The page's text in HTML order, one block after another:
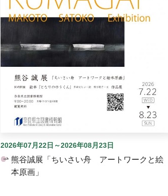
2026年07月22日～2026年08月23日
熊谷誠展「ちいさい舟 アートワークと絵
本原画」